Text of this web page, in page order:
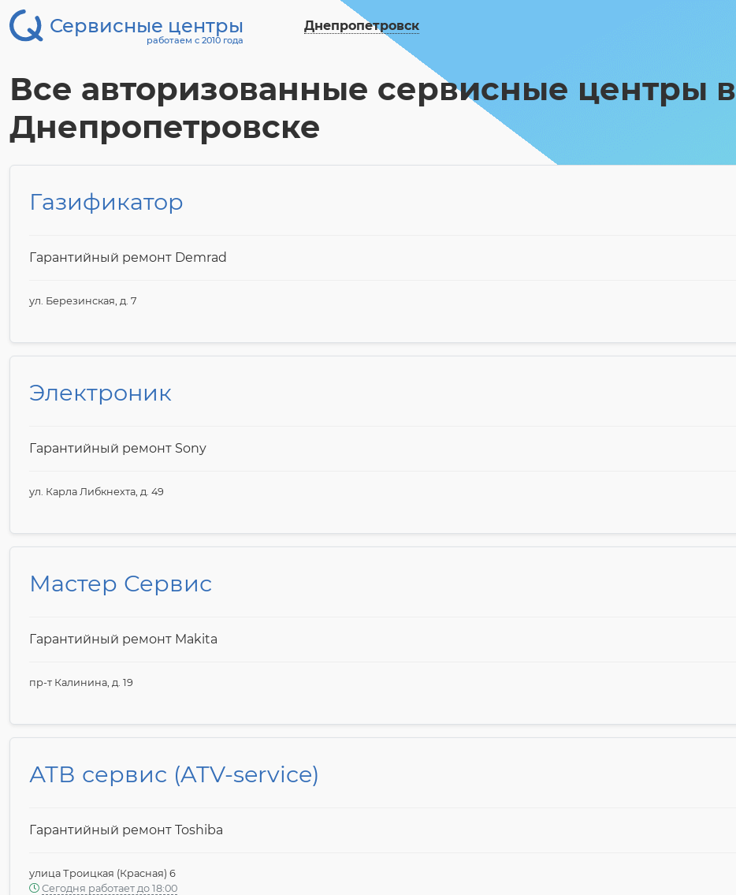
Сервисные центры
работаем с 2010 года
Днепропетровск
Все авторизованные сервисные центры в
Днепропетровске
Газификатор
Гарантийный ремонт Demrad
ул. Березинская, д. 7
Электроник
Гарантийный ремонт Sony
ул. Карла Либкнехта, д. 49
Мастер Сервис
Гарантийный ремонт Makita
пр-т Калинина, д. 19
АТВ сервис (ATV-service)
Гарантийный ремонт Toshiba
улица Троицкая (Красная) 6
Сегодня работает до 18:00